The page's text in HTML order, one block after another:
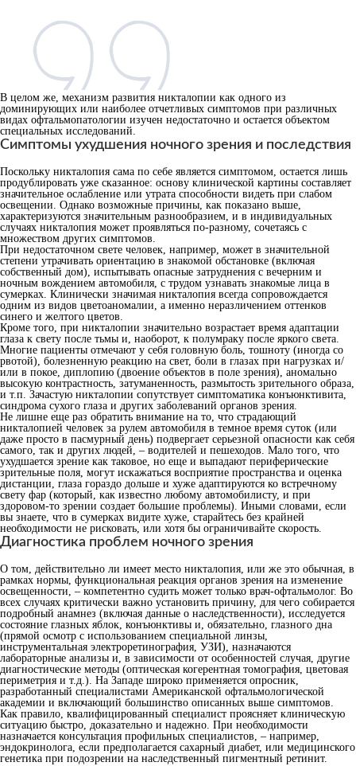
В целом же, механизм развития никталопии как одного из
доминирующих или наиболее отчетливых симптомов при различных
видах офтальмопатологии изучен недостаточно и остается объектом
специальных исследований.
Симптомы ухудшения ночного зрения и последствия
Поскольку никталопия сама по себе является симптомом, остается лишь
продублировать уже сказанное: основу клинической картины составляет
значительное ослабление или утрата способности видеть при слабом
освещении. Однако возможные причины, как показано выше,
характеризуются значительным разнообразием, и в индивидуальных
случаях никталопия может проявляться по-разному, сочетаясь с
множеством других симптомов.
При недостаточном свете человек, например, может в значительной
степени утрачивать ориентацию в знакомой обстановке (включая
собственный дом), испытывать опасные затруднения с вечерним и
ночным вождением автомобиля, с трудом узнавать знакомые лица в
сумерках. Клинически значимая никталопия всегда сопровождается
одним из видов цветоаномалии, а именно неразличением оттенков
синего и желтого цветов.
Кроме того, при никталопии значительно возрастает время адаптации
глаза к свету после тьмы и, наоборот, к полумраку после яркого света.
Многие пациенты отмечают у себя головную боль, тошноту (иногда со
рвотой), болезненную реакцию на свет, боли в глазах при нагрузках и/
или в покое, диплопию (двоение объектов в поле зрения), аномально
высокую контрастность, затуманенность, размытость зрительного образа,
и т.п. Зачастую никталопии сопутствует симптоматика конъюнктивита,
синдрома сухого глаза и других заболеваний органов зрения.
Не лишне еще раз обратить внимание на то, что страдающий
никталопией человек за рулем автомобиля в темное время суток (или
даже просто в пасмурный день) подвергает серьезной опасности как себя
самого, так и других людей, – водителей и пешеходов. Мало того, что
ухудшается зрение как таковое, но еще и выпадают периферические
зрительные поля, могут искажаться восприятие пространства и оценка
дистанции, глаза гораздо дольше и хуже адаптируются ко встречному
свету фар (который, как известно любому автомобилисту, и при
здоровом-то зрении создает большие проблемы). Иными словами, если
вы знаете, что в сумерках видите хуже, старайтесь без крайней
необходимости не рисковать, или хотя бы ограничивайте скорость.
Диагностика проблем ночного зрения
О том, действительно ли имеет место никталопия, или же это обычная, в
рамках нормы, функциональная реакция органов зрения на изменение
освещенности, – компетентно судить может только врач-офтальмолог. Во
всех случаях критически важно установить причину, для чего собирается
подробный анамнез (включая данные о наследственности), исследуется
состояние глазных яблок, конъюнктивы и, обязательно, глазного дна
(прямой осмотр с использованием специальной линзы,
инструментальная электроретинография, УЗИ), назначаются
лабораторные анализы и, в зависимости от особенностей случая, другие
диагностические методы (оптическая когерентная томография, цветовая
периметрия и т.д.). На Западе широко применяется опросник,
разработанный специалистами Американской офтальмологической
академии и включающий большинство описанных выше симптомов.
Как правило, квалифицированный специалист проясняет клиническую
ситуацию быстро, доказательно и надежно. При необходимости
назначается консультация профильных специалистов, – например,
эндокринолога, если предполагается сахарный диабет, или медицинского
генетика при подозрении на наследственный пигментный ретинит.